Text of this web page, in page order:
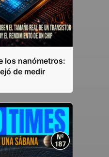
los nanómetros:
de medir